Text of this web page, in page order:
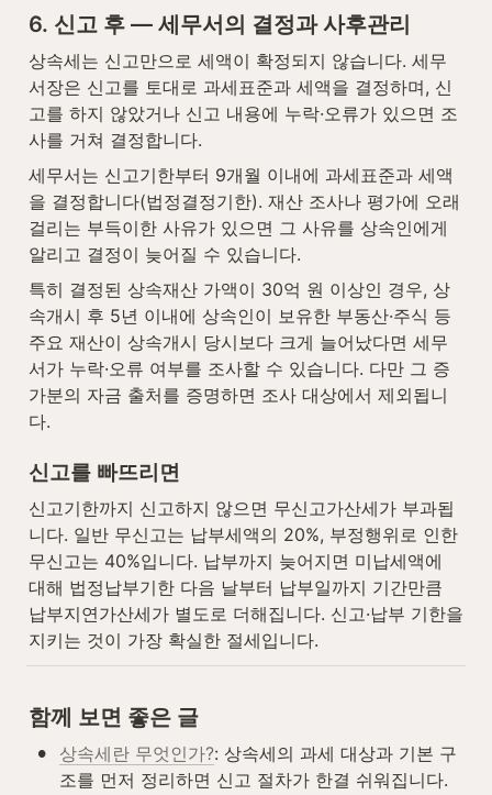
6. 신고 후 — 세무서의 결정과 사후관리
상속세는 신고만으로 세액이 확정되지 않습니다. 세무
서장은 신고를 토대로 과세표준과 세액을 결정하며, 신
고를 하지 않았거나 신고 내용에 누락·오류가 있으면 조
사를 거쳐 결정합니다.
세무서는 신고기한부터 9개월 이내에 과세표준과 세액
을 결정합니다(법정결정기한). 재산 조사나 평가에 오래
걸리는 부득이한 사유가 있으면 그 사유를 상속인에게
알리고 결정이 늦어질 수 있습니다.
특히 결정된 상속재산 가액이 30억 원 이상인 경우, 상
속개시 후 5년 이내에 상속인이 보유한 부동산·주식 등
주요 재산이 상속개시 당시보다 크게 늘어났다면 세무
서가 누락·오류 여부를 조사할 수 있습니다. 다만 그 증
가분의 자금 출처를 증명하면 조사 대상에서 제외됩니
다.
신고를 빠뜨리면
신고기한까지 신고하지 않으면 무신고가산세가 부과됩
니다. 일반 무신고는 납부세액의 20%, 부정행위로 인한
무신고는 40%입니다. 납부까지 늦어지면 미납세액에
대해 법정납부기한 다음 날부터 납부일까지 기간만큼
납부지연가산세가 별도로 더해집니다. 신고·납부 기한을
지키는 것이 가장 확실한 절세입니다.
함께 보면 좋은 글
• 상속세란 무엇인가?: 상속세의 과세 대상과 기본 구
조를 먼저 정리하면 신고 절차가 한결 쉬워집니다.